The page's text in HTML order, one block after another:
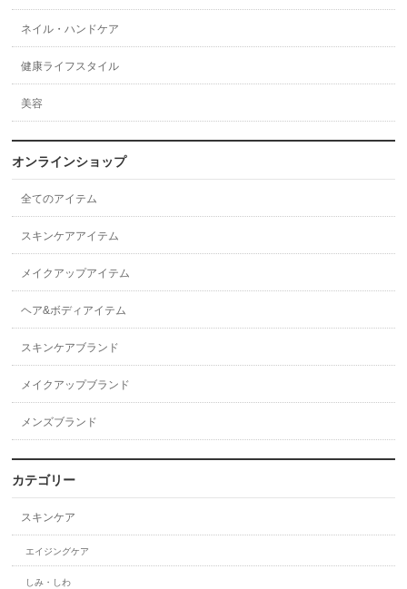
ネイル・ハンドケア
健康ライフスタイル
美容
オンラインショップ
全てのアイテム
スキンケアアイテム
メイクアップアイテム
ヘア&ボディアイテム
スキンケアブランド
メイクアップブランド
メンズブランド
カテゴリー
スキンケア
エイジングケア
しみ・しわ